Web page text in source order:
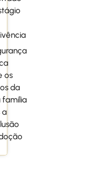
os
da
família
a